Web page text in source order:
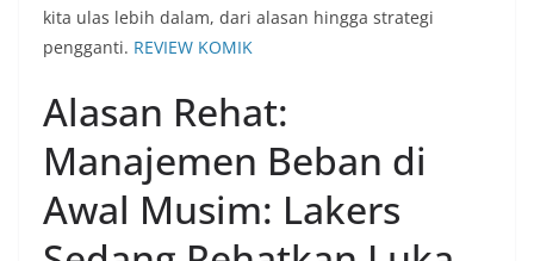
kita ulas lebih dalam, dari alasan hingga strategi
pengganti. REVIEW KOMIK
Alasan Rehat:
Manajemen Beban di
Awal Musim: Lakers